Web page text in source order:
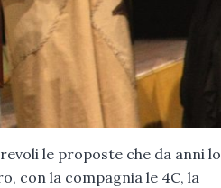
le proposte che da anni lo
con la compagnia le 4C, la